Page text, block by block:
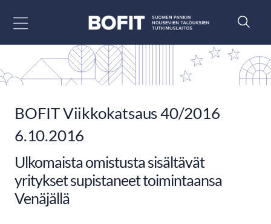
BOFIT Viikkokatsaus 40/2016
6.10.2016
Ulkomaista omistusta sisältävät
yritykset supistaneet toimintaansa
Venäjällä